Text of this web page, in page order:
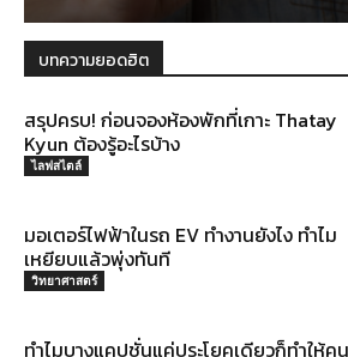
บทความยอดฮิต
สรุปครบ! ก่อนจองห้องพักที่เกาะ Thatay
Kyun ต้องรู้อะไรบ้าง
ไลฟสไตล์
มอเตอร์ไฟฟ้าในรถ EV ทำงานยังไง ทำไม
เหยียบแล้วพุ่งทันที
วิทยาศาสตร์
ทำไมบางแคปชั่นแค่ประโยคเดียวก็ทำให้คน